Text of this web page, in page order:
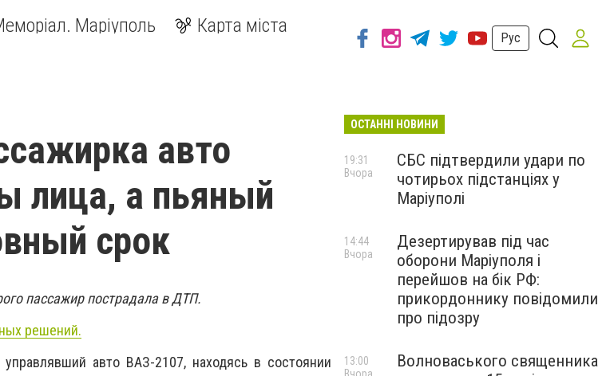
Маріуполь Карта міста
Рус
авто
лица, а пьяный
срок
пассажирпострадала в ДТП.
решений.
авто ВАЗ-2107, находясь в состоянии
ОСТАННІ НОВИНИ
СБС підтвердили удари по
чотирьох підстанціях у
Маріуполі
19:31
Вчора
Дезертирував під час
оборони Маріуполя і
перейшов на бік РФ:
прикордоннику повідомили
про підозру
14:44
Вчора
Волноваського священника
13:00